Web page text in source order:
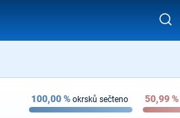
100,00% okrsků sečteno 50,99%